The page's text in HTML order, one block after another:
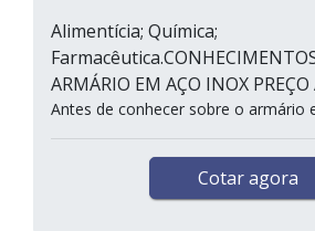
Alimentícia; Química;
ARMÁRIO EM AÇO INOX PREÇO
Antes de conhecer sobre o armário
Cotar agora